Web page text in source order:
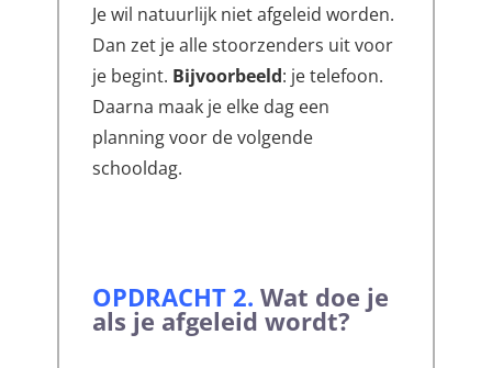
Je wil natuurlijk niet afgeleid worden.
Dan zet je alle stoorzenders uit voor
je begint. Bijvoorbeeld: je telefoon.
Daarna maak je elke dag een
planning voor de volgende
schooldag.
OPDRACHT 2. Wat doe je
als je afgeleid wordt?